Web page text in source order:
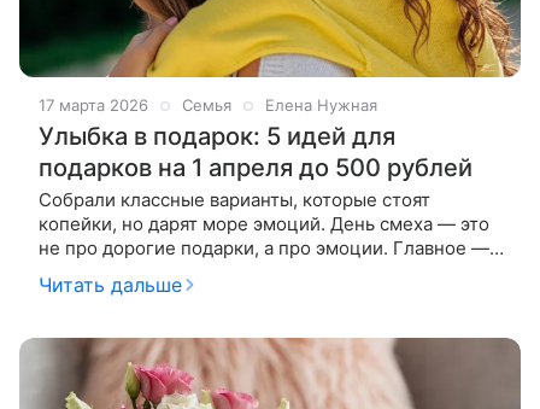
17 марта 2026 Семья Елена Нужная
Улыбка в подарок: 5 идей для
подарков на 1 апреля до 500 рублей
Собрали классные варианты, которые стоят
копейки, но дарят море эмоций. День смеха — это
не про дорогие подарки, а про эмоции. Главное —
удивить, рассмешить и запомниться. И для этого
вовсе не нужно сильно
Читать дальше